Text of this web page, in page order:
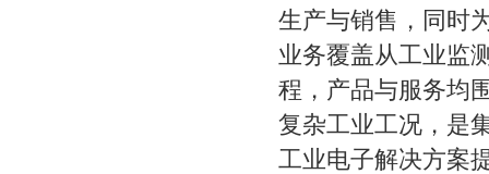
生产与销售，同时
业务覆盖从工业监
程，产品与服务均
复杂工业工况，是
工业电子解决方案